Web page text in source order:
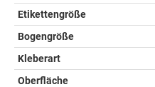
Etikettengröße
Bogengröße
Kleberart
Oberfläche